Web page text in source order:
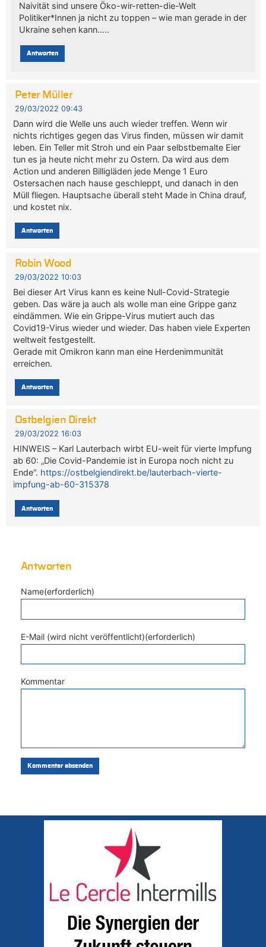
Naivität sind unsere Öko-wir-retten-die-Welt
Politiker*Innen ja nicht zu toppen – wie man gerade in der
Ukraine sehen kann…..
Antworten
Peter Müller
29/03/2022 09:43
Dann wird die Welle uns auch wieder treffen. Wenn wir
nichts richtiges gegen das Virus finden, müssen wir damit
leben. Ein Teller mit Stroh und ein Paar selbstbemalte Eier
tun es ja heute nicht mehr zu Ostern. Da wird aus dem
Action und anderen Billigläden jede Menge 1 Euro
Ostersachen nach hause geschleppt, und danach in den
Müll fliegen. Hauptsache überall steht Made in China drauf,
und kostet nix.
Antworten
Robin Wood
29/03/2022 10:03
Bei dieser Art Virus kann es keine Null-Covid-Strategie
geben. Das wäre ja auch als wolle man eine Grippe ganz
eindämmen. Wie ein Grippe-Virus mutiert auch das
Covid19-Virus wieder und wieder. Das haben viele Experten
weltweit festgestellt.
Gerade mit Omikron kann man eine Herdenimmunität
erreichen.
Antworten
Ostbelgien Direkt
29/03/2022 16:03
HINWEIS – Karl Lauterbach wirbt EU-weit für vierte Impfung
ab 60: „Die Covid-Pandemie ist in Europa noch nicht zu
Ende“. https://ostbelgiendirekt.be/lauterbach-vierte-
impfung-ab-60-315378
Antworten
Antworten
Name(erforderlich)
E-Mail (wird nicht veröffentlicht)(erforderlich)
Kommentar